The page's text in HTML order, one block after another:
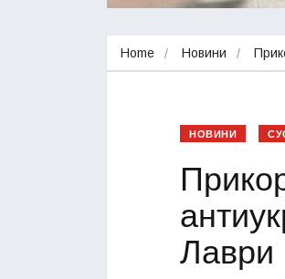
Home Новини
НОВИНИ
Лаври